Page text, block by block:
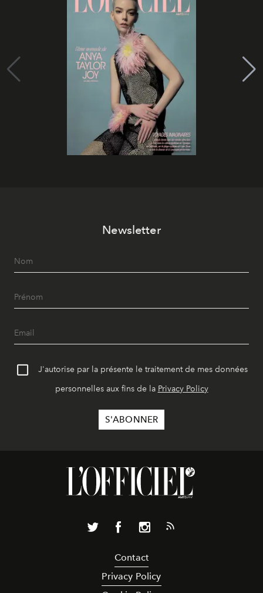
Newsletter
J'autorise par la présente le traitement de mes données
personnelles aux fins de la Privacy Policy
Contact
Privacy Policy